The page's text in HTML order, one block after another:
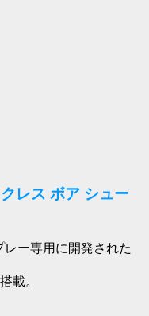
レス ボア シュー
ー専用に開発された
載。